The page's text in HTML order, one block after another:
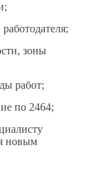
зоны
работ;
по 2464;
новым